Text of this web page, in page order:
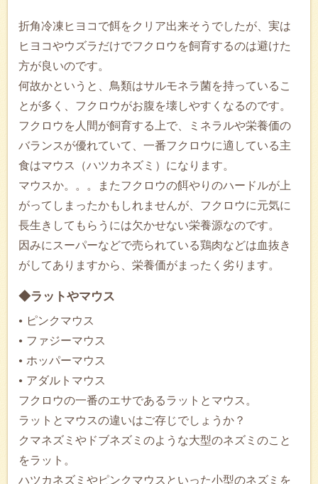
折角冷凍ヒヨコで餌をクリア出来そうでしたが、実は
ヒヨコやウズラだけでフクロウを飼育するのは避けた
方が良いのです。
何故かというと、鳥類はサルモネラ菌を持っているこ
とが多く、フクロウがお腹を壊しやすくなるのです。
フクロウを人間が飼育する上で、ミネラルや栄養価の
バランスが優れていて、一番フクロウに適している主
食はマウス（ハツカネズミ）になります。
マウスか。。。またフクロウの餌やりのハードルが上
がってしまったかもしれませんが、フクロウに元気に
長生きしてもらうには欠かせない栄養源なのです。
因みにスーパーなどで売られている鶏肉などは血抜き
がしてありますから、栄養価がまったく劣ります。
◆ラットやマウス
ピンクマウス
ファジーマウス
ホッパーマウス
アダルトマウス
フクロウの一番のエサであるラットとマウス。
ラットとマウスの違いはご存じでしょうか？
クマネズミやドブネズミのような大型のネズミのこと
をラット。
ハツカネズミやピンクマウスといった小型のネズミを